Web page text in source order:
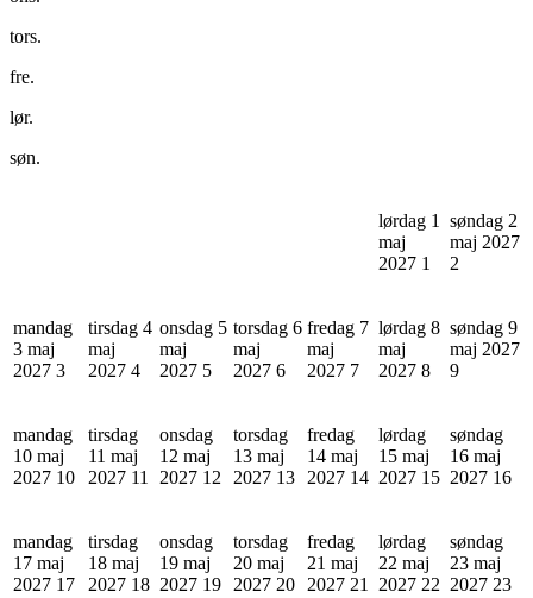
tors.
fre.
lør.
søn.
lørdag 1
maj
2027 1
søndag 2
maj 2027
2
mandag
3 maj
2027 3
tirsdag 4
maj
2027 4
onsdag 5
maj
2027 5
torsdag 6
maj
2027 6
fredag 7
maj
2027 7
lørdag 8
maj
2027 8
søndag 9
maj 2027
9
mandag
10 maj
2027 10
tirsdag
11 maj
2027 11
onsdag
12 maj
2027 12
torsdag
13 maj
2027 13
fredag
14 maj
2027 14
lørdag
15 maj
2027 15
søndag
16 maj
2027 16
mandag
17 maj
2027 17
tirsdag
18 maj
2027 18
onsdag
19 maj
2027 19
torsdag
20 maj
2027 20
fredag
21 maj
2027 21
lørdag
22 maj
2027 22
søndag
23 maj
2027 23